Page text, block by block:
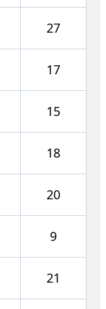
27
17
15
18
20
9
21